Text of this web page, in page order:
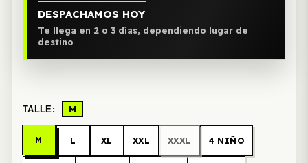
DESPACHAMOS HOY
Te llega en 2 o 3 días, dependiendo lugar de
destino
TALLE: M
M L XL XXL XXXL 4 NIÑO